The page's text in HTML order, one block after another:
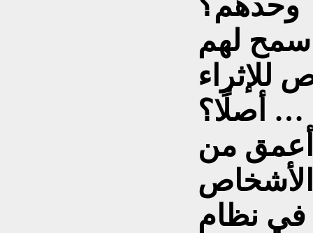
سمح لهم
للإثراء
… أصلًا؟
أعمق من